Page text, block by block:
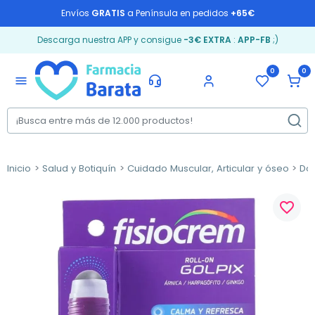
Envíos GRATIS a Península en pedidos +65€
Descarga nuestra APP y consigue -3€ EXTRA: APP-FB ;)
menu
0 0
Inicio Salud y Botiquín Cuidado Muscular, Articular y óseo
favorite_border